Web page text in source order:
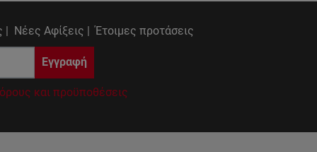
| Νέες Αφίξεις | Έτοιμες προτάσεις
Εγγραφή
και προϋποθέσεις